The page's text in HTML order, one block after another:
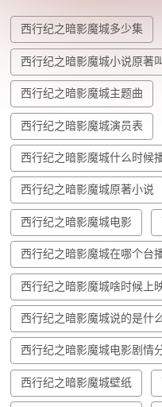
西行纪之暗影魔城多少集
西行纪之暗影魔城小说原著
西行纪之暗影魔城主题曲
西行纪之暗影魔城演员表
西行纪之暗影魔城什么时候
西行纪之暗影魔城原著小说
西行纪之暗影魔城电影
西行纪之暗影魔城在哪个台
西行纪之暗影魔城啥时候上
西行纪之暗影魔城说的是什
西行纪之暗影魔城电影剧情
西行纪之暗影魔城壁纸